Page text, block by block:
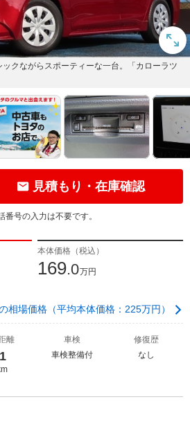
クながらスポーティーな一台。「カローラツ
見積もり・在庫確認
番号の入力は不要です。
本体価格（税込）
169.0万円
相場価格（平均本体価格：225万円）
離
車検
車検整備付
修復歴
なし